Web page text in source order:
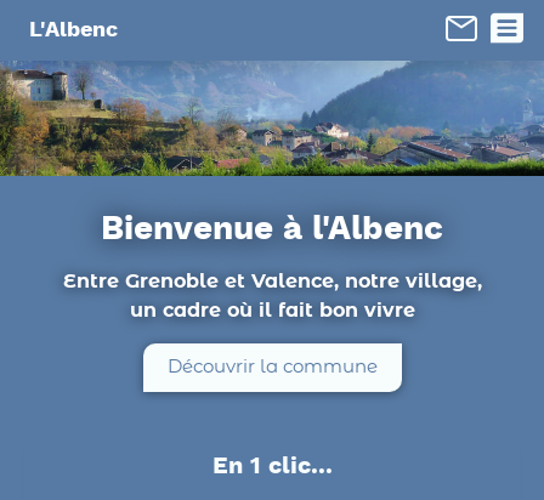
L'Albenc
Bienvenue à l'Albenc
Entre Grenoble et Valence, notre village,
un cadre où il fait bon vivre
Découvrir la commune
En 1 clic...